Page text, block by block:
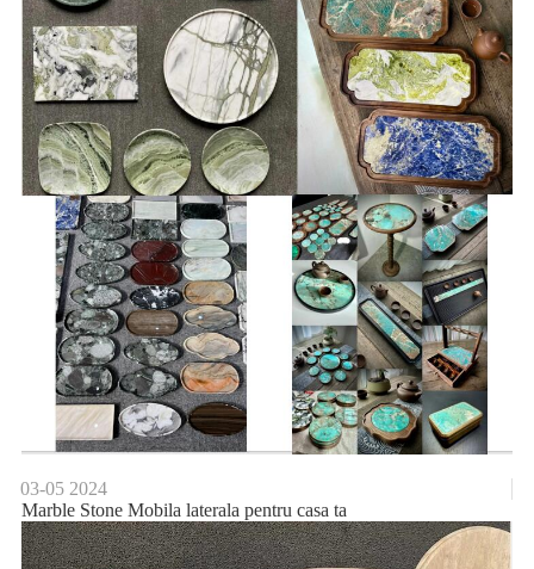
03-05 2024
Marble Stone Mobila laterala pentru casa ta